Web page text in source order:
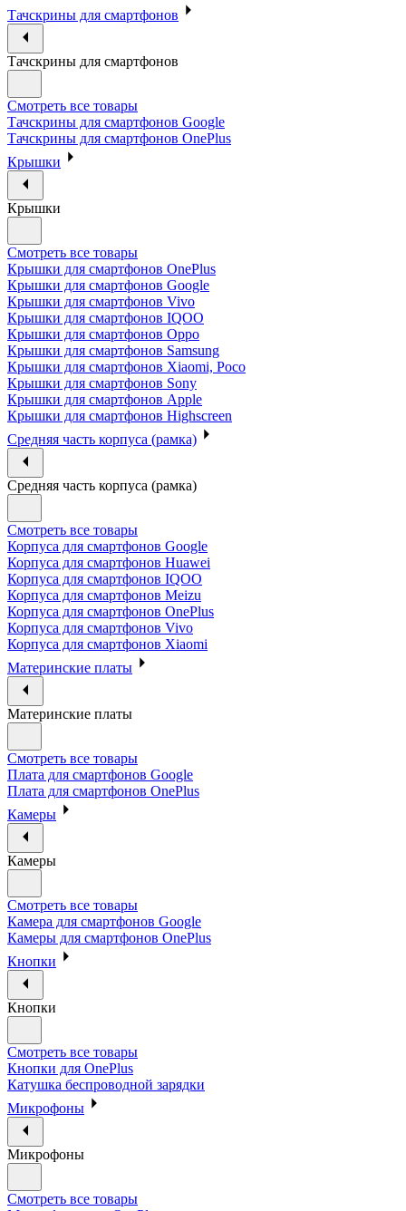
Тачскрины для смартфонов
Тачскрины для смартфонов
Смотреть все товары
Тачскрины для смартфонов Google
Тачскрины для смартфонов OnePlus
Крышки
Крышки
Смотреть все товары
Крышки для смартфонов OnePlus
Крышки для смартфонов Google
Крышки для смартфонов Vivo
Крышки для смартфонов IQOO
Крышки для смартфонов Oppo
Крышки для смартфонов Samsung
Крышки для смартфонов Xiaomi, Poco
Крышки для смартфонов Sony
Крышки для смартфонов Apple
Крышки для смартфонов Highscreen
Средняя часть корпуса (рамка)
Средняя часть корпуса (рамка)
Смотреть все товары
Корпуса для смартфонов Google
Корпуса для смартфонов Huawei
Корпуса для смартфонов IQOO
Корпуса для смартфонов Meizu
Корпуса для смартфонов OnePlus
Корпуса для смартфонов Vivo
Корпуса для смартфонов Xiaomi
Материнские платы
Материнские платы
Смотреть все товары
Плата для смартфонов Google
Плата для смартфонов OnePlus
Камеры
Камеры
Смотреть все товары
Камера для смартфонов Google
Камеры для смартфонов OnePlus
Кнопки
Кнопки
Смотреть все товары
Кнопки для OnePlus
Катушка беспроводной зарядки
Микрофоны
Микрофоны
Смотреть все товары